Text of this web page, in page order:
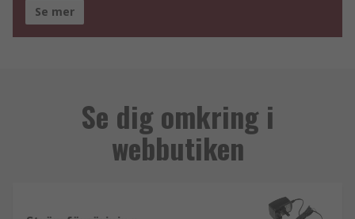
Se mer
Se dig omkring i
webbutiken